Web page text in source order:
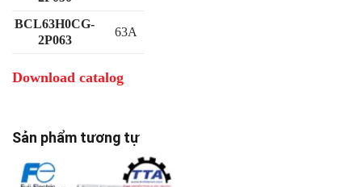
BCL63H0CG-
2P063
63A
Download catalog
Sản phẩm tương tự